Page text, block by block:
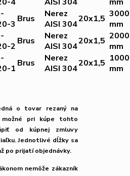
3 Brus
Nerez
AISI 30420x1,5 3000
mm
2 Brus
Nerez
AISI 30420x1,5 2000
mm
1 Brus
Nerez
AISI 30420x1,5 1000
mm
o tovar rezaný na
pri kúpe tohto
od kúpnej zmluvy
Jednotlivé dĺžky sa
po prijatí objednávky.
nemôže zákazník